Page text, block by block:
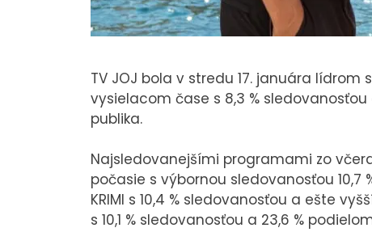
TV JOJ bola v stredu 17. januára
vysielacom čase s 8,3 %
publika.
Najsledovanejšími programami zo
počasie s výbornou sledovanosťou 10,7
KRIMI s 10,4 % sledovanosťou a ešte
s 10,1 % sledovanosťou a 23,6 %